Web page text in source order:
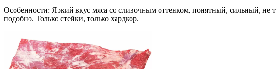
Особенности: Яркий вкус мяса со сливочным оттенком, понятный, сильный,
подобно. Только стейки, только хардкор.